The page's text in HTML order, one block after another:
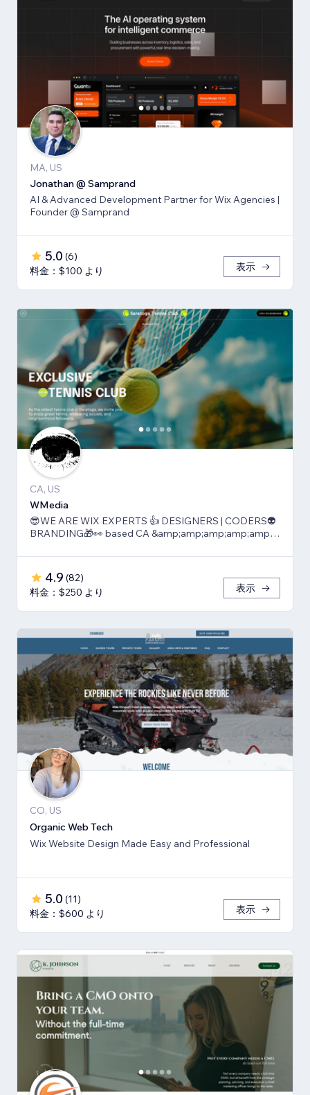
MA, US
Jonathan @ Samprand
AI & Advanced Development Partner for Wix Agencies |
Founder @ Samprand
5.0 (6)
料金：$100 より
表示
CA, US
WMedia
😎WE ARE WIX EXPERTS 👍 DESIGNERS | CODERS👽
BRANDING🎁👀 based CA &amp;amp;amp;amp;amp;
4.9 (82)
料金：$250 より
表示
CO, US
Organic Web Tech
Wix Website Design Made Easy and Professional
5.0 (11)
料金：$600 より
表示